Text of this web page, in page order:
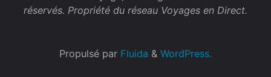
réservés. Propriété du réseau Voyages en Direct.
Propulsé par Fluida & WordPress.